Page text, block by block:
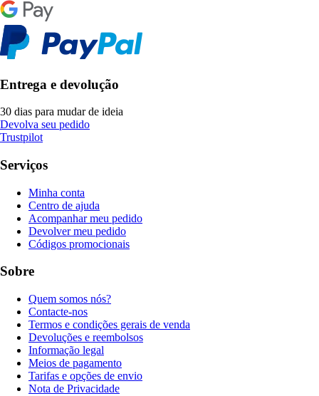
Entrega e devolução
30 dias para mudar de ideia
Devolva seu pedido
Trustpilot
Serviços
Minha conta
Centro de ajuda
Acompanhar meu pedido
Devolver meu pedido
Códigos promocionais
Sobre
Quem somos nós?
Contacte-nos
Termos e condições gerais de venda
Devoluções e reembolsos
Informação legal
Meios de pagamento
Tarifas e opções de envio
Nota de Privacidade